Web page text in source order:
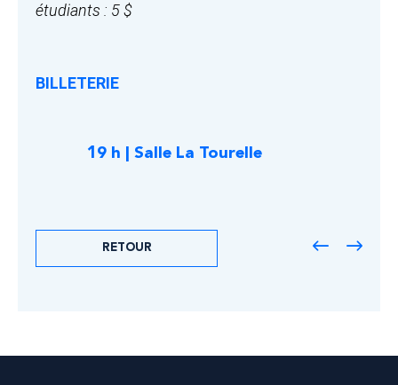
étudiants : 5 $
BILLETERIE
19 h | Salle La Tourelle
RETOUR